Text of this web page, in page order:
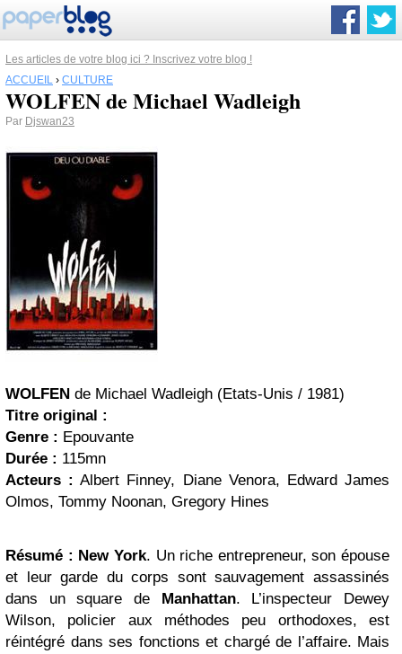
Les articles de votre blog ici ? Inscrivez votre blog !
ACCUEIL › CULTURE
WOLFEN de Michael Wadleigh
Par Djswan23
WOLFEN de Michael Wadleigh (Etats-Unis / 1981)
Titre original :
Genre : Epouvante
Durée : 115mn
Acteurs : Albert Finney, Diane Venora, Edward James
Olmos, Tommy Noonan, Gregory Hines
Résumé : New York. Un riche entrepreneur, son épouse
et leur garde du corps sont sauvagement assassinés
dans un square de Manhattan. L’inspecteur Dewey
Wilson, policier aux méthodes peu orthodoxes, est
réintégré dans ses fonctions et chargé de l’affaire. Mais